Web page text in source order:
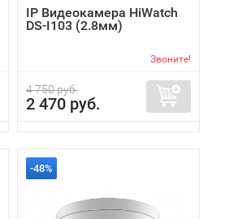
IP Видеокамера HiWatch
DS-I103 (2.8мм)
Звоните!
4 750 руб.
2 470 руб.
-48%